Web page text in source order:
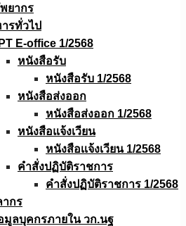
ยากร
รทั่วไป
E-office 1/2568
หนังสือรับ
หนังสือรับ 1/2568
หนังสือส่งออก
หนังสือส่งออก 1/2568
หนังสือแจ้งเวียน
หนังสือเเจ้งเวียน 1/2568
คำสั่งปฏิบัติราชการ
คำสั่งปฏิบัติราชการ 1/2568
ากร
มูลบุคกรภายใน วก.นฐ